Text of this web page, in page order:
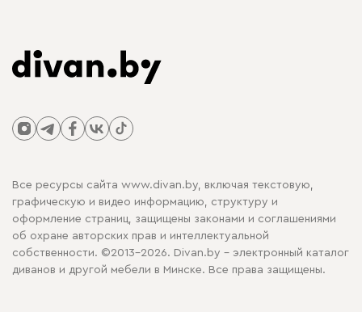
Все ресурсы сайта www.divan.by, включая текстовую,
графическую и видео информацию, структуру и
оформление страниц, защищены законами и соглашениями
об охране авторских прав и интеллектуальной
собственности. ©2013-2026. Divan.by - электронный каталог
диванов и другой мебели в Минске. Все права защищены.